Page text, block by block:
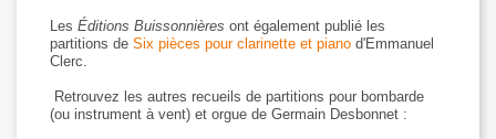
Les Éditions Buissonnières ont également publié les
partitions de Six pièces pour clarinette et piano d'Emmanuel
Clerc.
Retrouvez les autres recueils de partitions pour bombarde
(ou instrument à vent) et orgue de Germain Desbonnet :